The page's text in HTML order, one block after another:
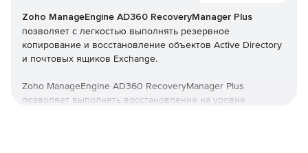
Zoho ManageEngine AD360 RecoveryManager Plus
позволяет с легкостью выполнять резервное
копирование и восстановление объектов Active Directory
и почтовых ящиков Exchange.
Zoho ManageEngine AD360 RecoveryManager Plus
позволяет выполнять восстановление на уровне